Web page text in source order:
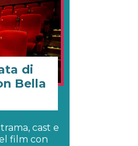
di
Bella
cast e
film con